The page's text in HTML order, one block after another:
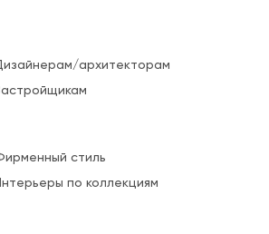
архитекторам
стиль
по коллекциям